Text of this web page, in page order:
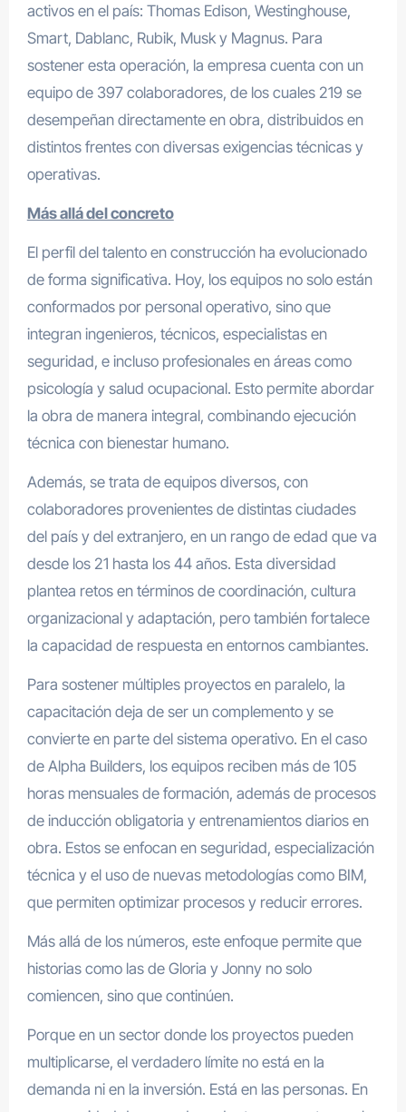
activos en el país: Thomas Edison, Westinghouse,
Smart, Dablanc, Rubik, Musk y Magnus. Para
sostener esta operación, la empresa cuenta con un
equipo de 397 colaboradores, de los cuales 219 se
desempeñan directamente en obra, distribuidos en
distintos frentes con diversas exigencias técnicas y
operativas.
Más allá del concreto
El perfil del talento en construcción ha evolucionado
de forma significativa. Hoy, los equipos no solo están
conformados por personal operativo, sino que
integran ingenieros, técnicos, especialistas en
seguridad, e incluso profesionales en áreas como
psicología y salud ocupacional. Esto permite abordar
la obra de manera integral, combinando ejecución
técnica con bienestar humano.
Además, se trata de equipos diversos, con
colaboradores provenientes de distintas ciudades
del país y del extranjero, en un rango de edad que va
desde los 21 hasta los 44 años. Esta diversidad
plantea retos en términos de coordinación, cultura
organizacional y adaptación, pero también fortalece
la capacidad de respuesta en entornos cambiantes.
Para sostener múltiples proyectos en paralelo, la
capacitación deja de ser un complemento y se
convierte en parte del sistema operativo. En el caso
de Alpha Builders, los equipos reciben más de 105
horas mensuales de formación, además de procesos
de inducción obligatoria y entrenamientos diarios en
obra. Estos se enfocan en seguridad, especialización
técnica y el uso de nuevas metodologías como BIM,
que permiten optimizar procesos y reducir errores.
Más allá de los números, este enfoque permite que
historias como las de Gloria y Jonny no solo
comiencen, sino que continúen.
Porque en un sector donde los proyectos pueden
multiplicarse, el verdadero límite no está en la
demanda ni en la inversión. Está en las personas. En